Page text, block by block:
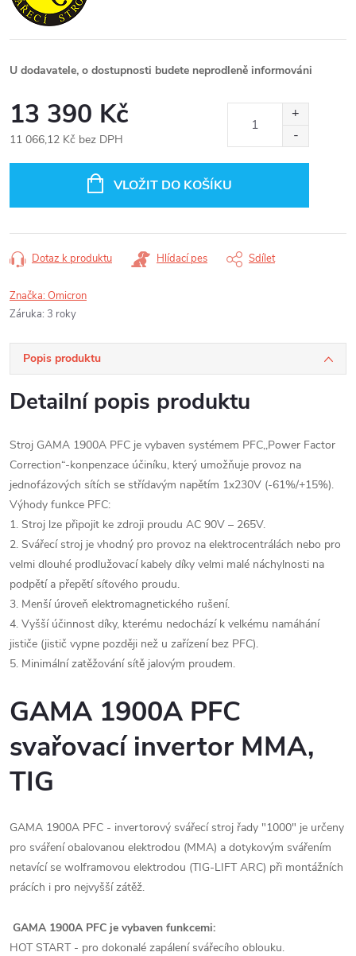
U dodavatele, o dostupnosti budete neprodleně informováni
13 390 Kč
11 066,12 Kč bez DPH
VLOŽIT DO KOŠÍKU
Dotaz k produktu Hlídací pes Sdílet
Značka:Omicron
Záruka: 3 roky
Popis produktu
Detailní popis produktu
Stroj GAMA 1900A PFC je vybaven systémem PFC,,Power Factor
Correction“-konpenzace účiníku, který umožňuje provoz na
jednofázových sítích se střídavým napětím 1x230V (-61%/+15%).
Výhody funkce PFC:
1. Stroj lze připojit ke zdroji proudu AC 90V – 265V.
2. Svářecí stroj je vhodný pro provoz na elektrocentrálách nebo pro
velmi dlouhé prodlužovací kabely díky velmi malé náchylnosti na
podpětí a přepětí síťového proudu.
3. Menší úroveň elektromagnetického rušení.
4. Vyšší účinnost díky, kterému nedochází k velkému namáhání
jističe (jistič vypne později než u zařízení bez PFC).
5. Minimální zatěžování sítě jalovým proudem.
GAMA 1900A PFC
svařovací invertor MMA,
TIG
GAMA 1900A PFC - invertorový svářecí stroj řady "1000" je určeny
pro sváření obalovanou elektrodou (MMA) a dotykovým svářením
netavící se wolframovou elektrodou (TIG-LIFT ARC) při montážních
prácích i pro nejvyšší zátěž.
GAMA 1900A PFC je vybaven funkcemi:
HOT START - pro dokonalé zapálení svářecího oblouku.